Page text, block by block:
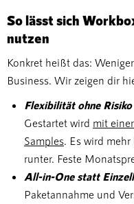
So lässt sich
nutzen
Konkret heißt das:
Business. Wir zeigen dir
Flexibilität ohne Risiko
Gestartet wird mit
Samples . Es wird
runter. Feste
All-in-One statt
Paketannahme und